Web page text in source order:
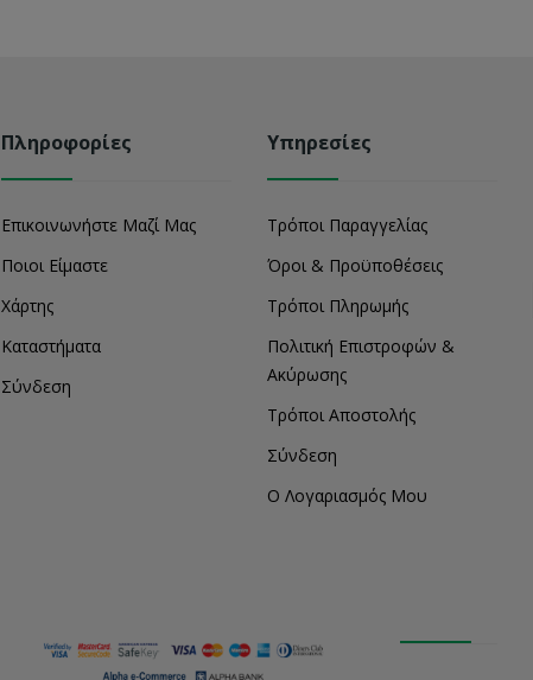
Πληροφορίες
Επικοινωνήστε Μαζί Μας
Ποιοι Είμαστε
Χάρτης
Καταστήματα
Σύνδεση
Υπηρεσίες
Τρόποι Παραγγελίας
Όροι & Προϋποθέσεις
Τρόποι Πληρωμής
Πολιτική Επιστροφών &
Ακύρωσης
Τρόποι Αποστολής
Σύνδεση
Ο Λογαριασμός Μου